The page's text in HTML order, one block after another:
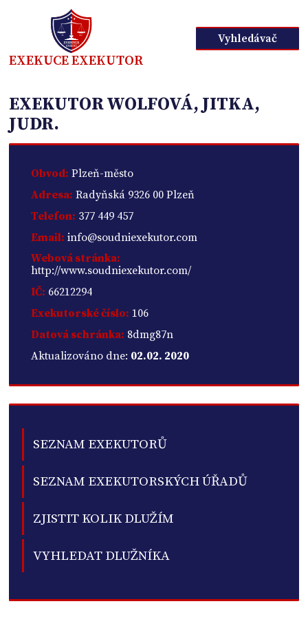
EXEKUCE EXEKUTOR
Vyhledávač
EXEKUTOR WOLFOVÁ, JITKA,
JUDR.
Obvod: Plzeň-město
Adresa: Radyňská 9326 00 Plzeň
Telefon: 377 449 457
Email: info@soudniexekutor.com
Webová stránka:
http://www.soudniexekutor.com/
IČ: 66212294
Exekutorské číslo: 106
Datová schránka: 8dmg87n
Aktualizováno dne: 02.02. 2020
SEZNAM EXEKUTORŮ
SEZNAM EXEKUTORSKÝCH ÚŘADŮ
ZJISTIT KOLIK DLUŽÍM
VYHLEDAT DLUŽNÍKA